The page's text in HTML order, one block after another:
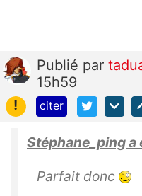
Publié par
15h59
!
citer
Stéphane_ping a
Parfait donc